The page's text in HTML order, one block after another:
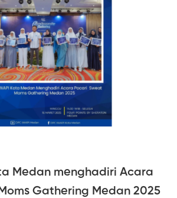
Medan menghadiri Acara
Gathering Medan 2025